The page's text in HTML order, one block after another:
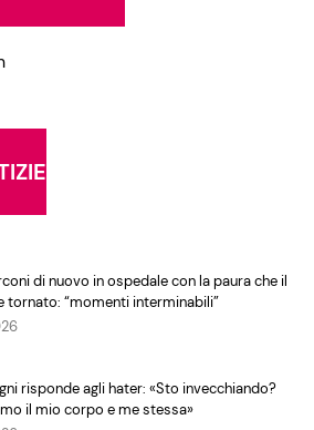
di nuovo in ospedale con la paura che il
tornato: “momenti interminabili”
risponde agli hater: «Sto invecchiando?
il mio corpo e me stessa»